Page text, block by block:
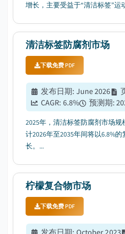
增长，主要受益于“清洁标签”运
清洁标签防腐剂市场
下载免费 PDF
发布日期: June 2026
CAGR: 6.8% 预测期:
2025年，清洁标签防腐剂市场规
计2026年至2035年间将以6.8%
长。...
柠檬复合物市场
下载免费 PDF